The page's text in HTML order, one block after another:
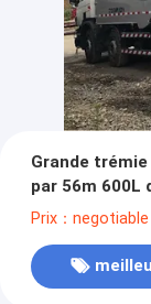
Grande
par 56m 600L
Prix：negotiable